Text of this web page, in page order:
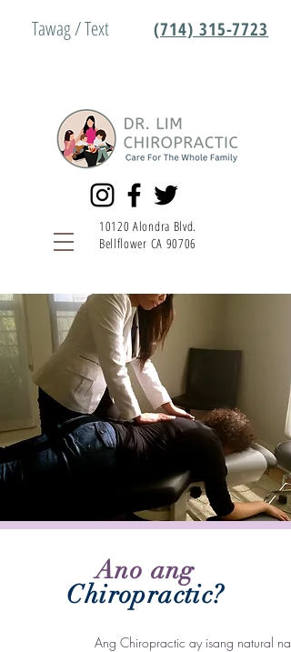
10120 Alondra Blvd.
Bellflower CA 90706
(714) 315-7723
Tawag / Text
Ano ang
Chiropractic?
Ang Chiropractic ay isang natural na